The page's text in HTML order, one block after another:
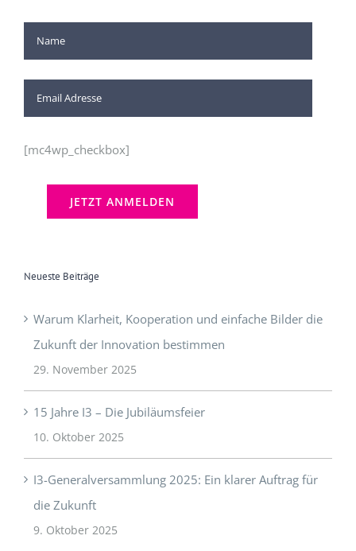
[mc4wp_checkbox]
Neueste Beiträge
Warum Klarheit, Kooperation und einfache Bilder die
Zukunft der Innovation bestimmen
29. November 2025
15 Jahre I3 – Die Jubiläumsfeier
10. Oktober 2025
I3-Generalversammlung 2025: Ein klarer Auftrag für
die Zukunft
9. Oktober 2025